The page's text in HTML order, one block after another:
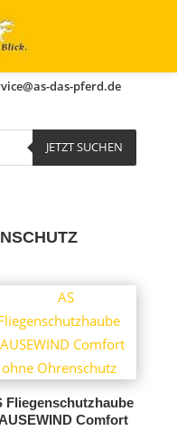
das-pferd.de
JETZT SUCHEN
Fliegenschutzhaube
Comfort